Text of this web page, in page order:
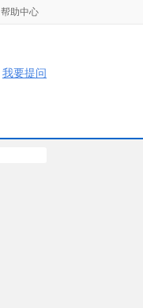
帮助中心
我要提问